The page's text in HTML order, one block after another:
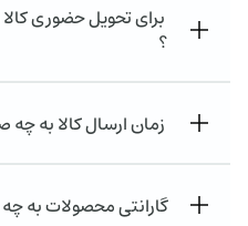
برای تحویل حضوری
؟
زمان ارسال کالا به
گارانتی محصولات به